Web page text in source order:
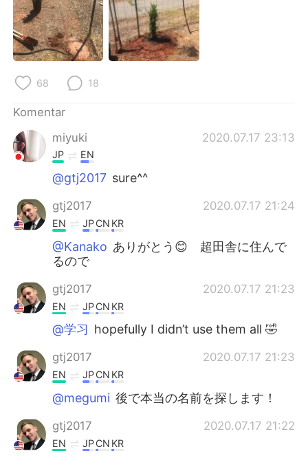
68 18
Komentar
miyuki
2020.07.17 23:13
JP EN
@gtj2017 sure^^
gtj2017 2020.07.17 21:24
EN JPCN KR
@Kanako ありがとう😊 超田舎に住んで
るので
gtj2017 2020.07.17 21:23
EN JPCN KR
@学习 hopefully I didn’t use them all 🤣
gtj2017 2020.07.17 21:23
EN JPCN KR
@megumi 後で本当の名前を探します！
gtj2017 2020.07.17 21:22
EN JPCN KR